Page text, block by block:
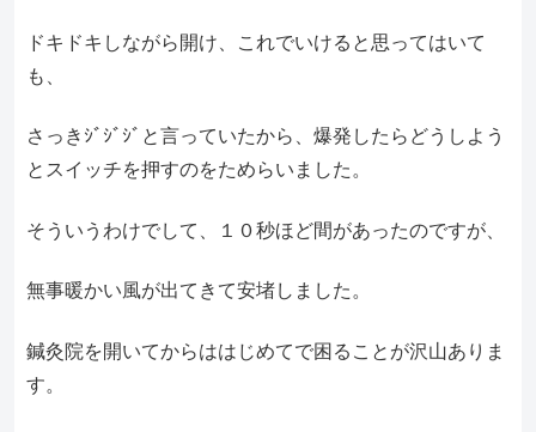
ドキドキしながら開け、これでいけると思ってはいて
も、
さっきｼﾞｼﾞｼﾞと言っていたから、爆発したらどうしよう
とスイッチを押すのをためらいました。
そういうわけでして、１０秒ほど間があったのですが、
無事暖かい風が出てきて安堵しました。
鍼灸院を開いてからははじめてで困ることが沢山ありま
す。